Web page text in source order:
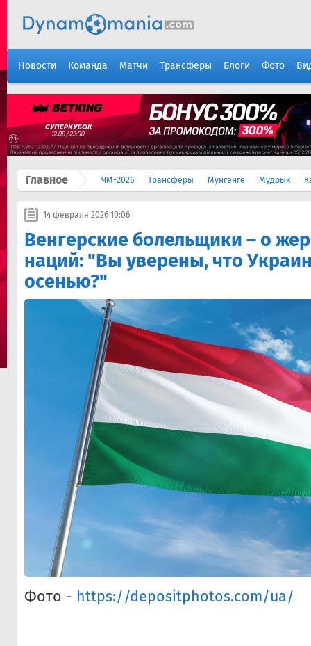
Новости Команда Матчи Трансферы Блоги Фото
Главное ЧМ-2026 Трансферы Мунгенге Мудрык
14 февраля 2026 10:06
Венгерские болельщики – о
наций: "Вы уверены, что
осенью?"
Фото - https://depositphotos.com/ua/